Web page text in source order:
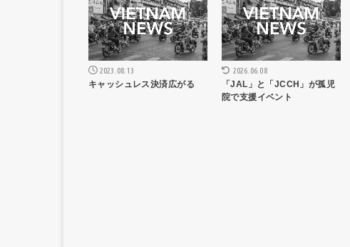
2023.08.13
キャッシュレス決済広がる
2026.06.08
「JAL」と「JCCH」が孤児
院で支援イベント